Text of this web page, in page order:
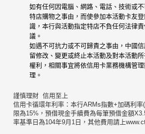
如有任何因電腦、網路、電話、技術或
特店購物之事由，而使參加本活動卡友
識，本行與活動指定特店不負任何法律
議。
如遇不可抗力或不可歸責之事由，中國
留修改、變更或終止本活動及對本活動
權利，相關事宜將依信用卡業務機構管
理。
謹慎理財 信用至上
信用卡循環年利率：本行ARMs指數+加碼利率
限為15%，預借現金手續費為每筆預借金額
率基準日為104年9月1日，其他費用請上